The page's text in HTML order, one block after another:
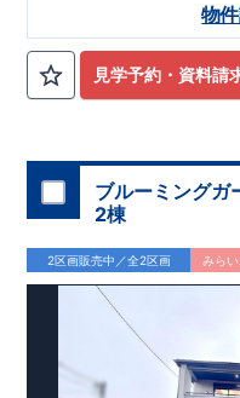
ー・ーーー・ーーー・ー
おすすめポイント★​
・キッズデザイン賞を受賞
を気にせず過ごせるお子様
DIY
・お友達とのおしゃべ
ない！
・書斎 は仕事や趣味の部
どの季節モノ、 ​ 家族の
える便利な空間！ ​ ​・奥行
降り込みにくいので、 急
スマートフォンで見やす
https://www.e-
見学予約・資料請
物
ブルーミングガ
2棟
2区画販売中／全2区画 みら